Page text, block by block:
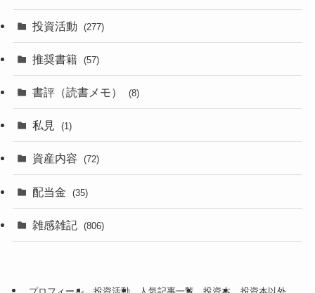
投資活動 (277)
推奨書籍 (57)
書評（読書メモ） (8)
私見 (1)
資産内容 (72)
配当金 (35)
雑感雑記 (806)